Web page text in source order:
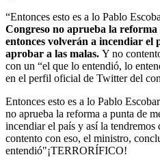
“Entonces esto es a lo Pablo
Congreso no aprueba la
entonces volverán a incendiar el
aprobar a las malas. Y no
con un “el que lo entendió, lo
en el perfil oficial de Twitter del
Entonces esto es a lo Pablo
no aprueba la reforma a punta de
incendiar el país y así la tendremos
contento con eso, el ministro,
entendió"¡TERRORÍFICO!